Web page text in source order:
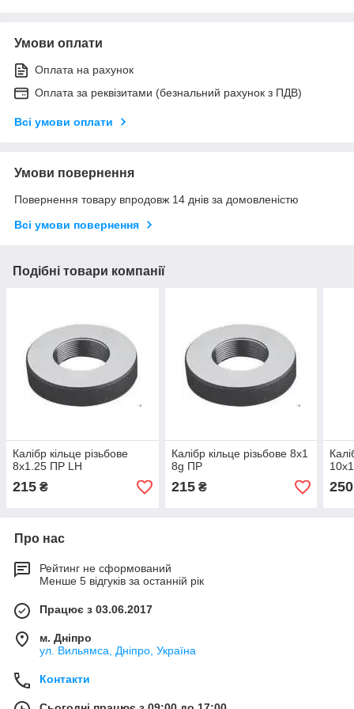
Умови оплати
Оплата на рахунок
Оплата за реквізитами (безнальний рахунок з ПДВ)
Всі умови оплати
Умови повернення
Повернення товару впродовж 14 днів за домовленістю
Всі умови повернення
Подібні товари компанії
Калібр кільце різьбове
8х1.25 ПР LH
215 ₴
Калібр кільце різьбове 8х1
8g ПР
215₴ 250
Про нас
Рейтинг не сформований
Менше 5 відгуків за останній рік
Працює з 03.06.2017
м. Дніпро
ул. Вильямса, Дніпро, Україна
Контакти